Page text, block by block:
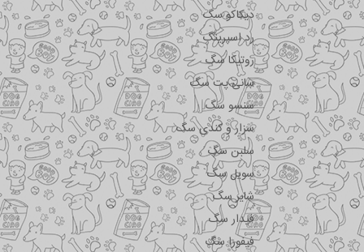
دیکاکو سگ
رد اسپرینگ
روتیکا سگ
سانی پت سگ
سنسو سگ
سزار و کندی سگ
سلبن سگ
سویل سگ
شایر سگ
فیدار سگ
فیفورا سگ